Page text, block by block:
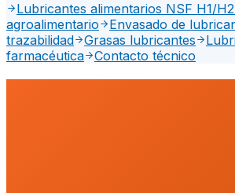
Lubricantes alimentarios NSF H1/
agroalimentario
Envasado de
trazabilidad
Grasas lubricantes
farmacéutica
Contacto técnico